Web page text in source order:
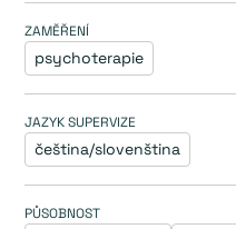
ZAMĚŘENÍ
psychoterapie
JAZYK SUPERVIZE
čeština/slovenština
PŮSOBNOST